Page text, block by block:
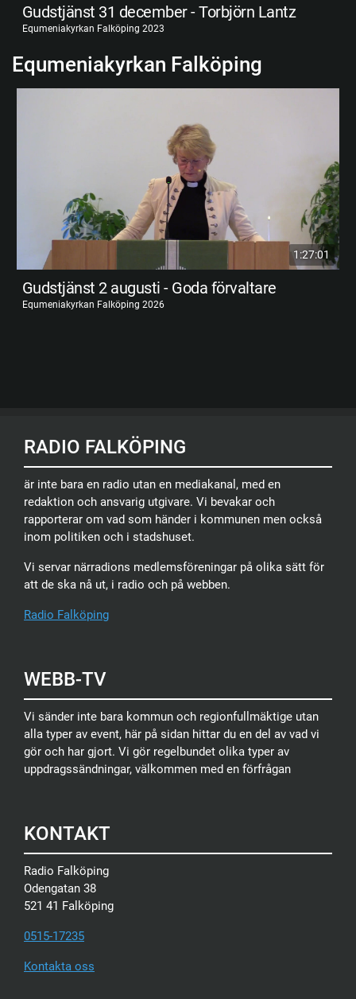
Gudstjänst 31 december - Torbjörn Lantz
Equmeniakyrkan Falköping 2023
Equmeniakyrkan Falköping
1:27:01
Gudstjänst 2 augusti - Goda förvaltare
Equmeniakyrkan Falköping 2026
RADIO FALKÖPING
är inte bara en radio utan en mediakanal, med en
redaktion och ansvarig utgivare. Vi bevakar och
rapporterar om vad som händer i kommunen men också
inom politiken och i stadshuset.
Vi servar närradions medlemsföreningar på olika sätt för
att de ska nå ut, i radio och på webben.
Radio Falköping
WEBB-TV
Vi sänder inte bara kommun och regionfullmäktige utan
alla typer av event, här på sidan hittar du en del av vad vi
gör och har gjort. Vi gör regelbundet olika typer av
uppdragssändningar, välkommen med en förfrågan
KONTAKT
Radio Falköping
Odengatan 38
521 41 Falköping
0515-17235
Kontakta oss